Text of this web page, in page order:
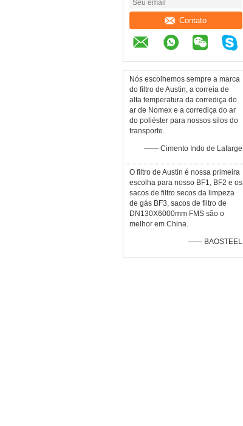
Contato
Nós escolhemos sempre a marca
do filtro de Austin, a correia de
alta temperatura da corrediça do
ar de Nomex e a corrediça do ar
do poliéster para nossos silos do
transporte.
—— Cimento Indo de Lafarge
O filtro de Austin é nossa primeira
escolha para nosso BF1, BF2 e os
sacos de filtro secos da limpeza
de gás BF3, sacos de filtro de
DN130X6000mm FMS são o
melhor em China.
—— BAOSTEEL